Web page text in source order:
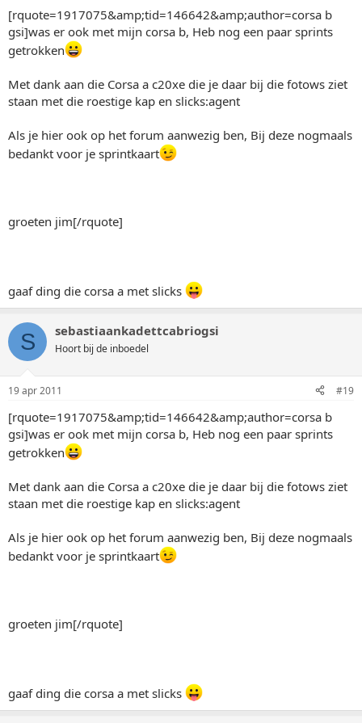
[rquote=1917075&amp;tid=146642&amp;author=corsa b
gsi]was er ook met mijn corsa b, Heb nog een paar sprints
getrokken
Met dank aan die Corsa a c20xe die je daar bij die fotows ziet
staan met die roestige kap en slicks:agent
Als je hier ook op het forum aanwezig ben, Bij deze nogmaals
bedankt voor je sprintkaart
groeten jim[/rquote]
gaaf ding die corsa a met slicks
S sebastiaankadettcabriogsi
Hoort bij de inboedel
19 apr 2011 #19
[rquote=1917075&amp;tid=146642&amp;author=corsa b
gsi]was er ook met mijn corsa b, Heb nog een paar sprints
getrokken
Met dank aan die Corsa a c20xe die je daar bij die fotows ziet
staan met die roestige kap en slicks:agent
Als je hier ook op het forum aanwezig ben, Bij deze nogmaals
bedankt voor je sprintkaart
groeten jim[/rquote]
gaaf ding die corsa a met slicks